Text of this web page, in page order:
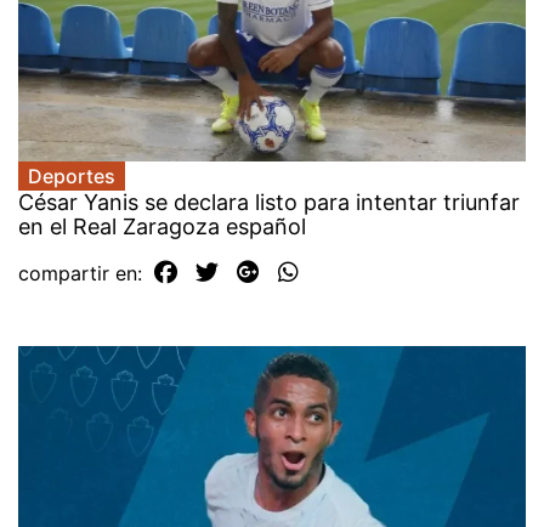
Deportes
César Yanis se declara listo para intentar triunfar
en el Real Zaragoza español
compartir en: